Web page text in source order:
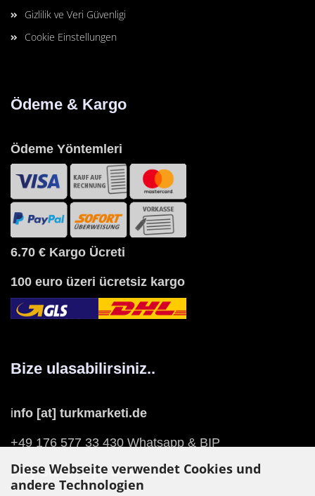
Diese Webseite verwendet Cookies und
andere Technologien
Gizlilik ve Veri Güvenligi
Cookie Einstellungen
Ödeme & Kargo
Ödeme Yöntemleri
6.70 € Kargo Ücreti
100 euro üzeri ücretsiz kargo
Bize ulasabilirsiniz..
info [at] turkmarketi.de
+49 176 577 33 430 Whatsapp & BIP
Play Store/App Store(BIP)